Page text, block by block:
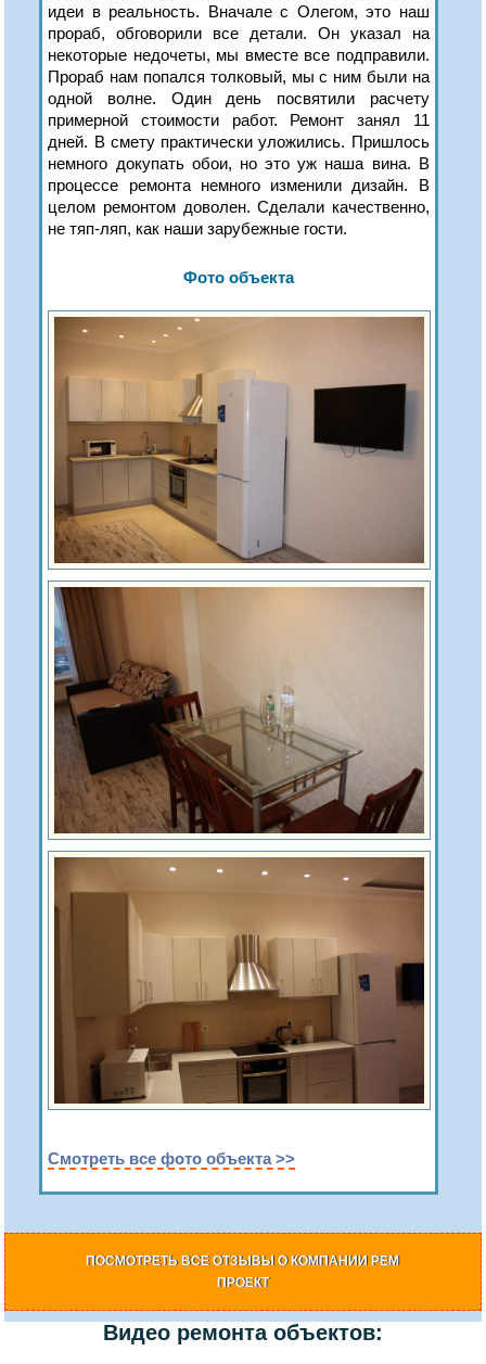
идеи в реальность. Вначале с Олегом, это наш
прораб, обговорили все детали. Он указал на
некоторые недочеты, мы вместе все подправили.
Прораб нам попался толковый, мы с ним были на
одной волне. Один день посвятили расчету
примерной стоимости работ. Ремонт занял 11
дней. В смету практически уложились. Пришлось
немного докупать обои, но это уж наша вина. В
процессе ремонта немного изменили дизайн. В
целом ремонтом доволен. Сделали качественно,
не тяп-ляп, как наши зарубежные гости.
Фото объекта
Смотреть все фото объекта >>
ПОСМОТРЕТЬ ВСЕ ОТЗЫВЫ О КОМПАНИИ РЕМ
ПРОЕКТ
Видео ремонта объектов: